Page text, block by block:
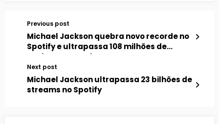
Previous post
Michael Jackson quebra novo recorde no
Spotify e ultrapassa 108 milhões de
ouvintes mensais
Next post
Michael Jackson ultrapassa 23 bilhões de
streams no Spotify